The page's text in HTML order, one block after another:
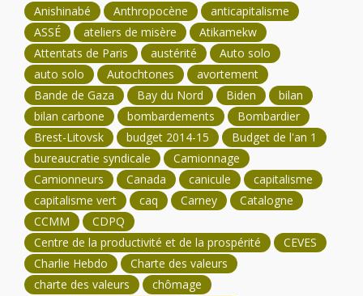
Anishinabé Anthropocène
anticapitalisme
ASSÉ
ateliers de misère
Atikamekw
Attentats de Paris
austérité
Auto solo
auto solo
Autochtones
avortement
Bande de Gaza
Bay du Nord Biden
bilan
bilan carbone
bombardements
Bombardier
Brest-Litovsk
budget 2014-15
Budget de l'an 1
bureaucratie syndicale
Camionnage
Camionneurs
Canada canicule
capitalisme
capitalisme vert
caq Carney
Catalogne
CCMM
CDPQ
Centre de la productivité et de la prospérité
CEVES
Charlie Hebdo
Charte des valeurs
charte des valeurs
chômage